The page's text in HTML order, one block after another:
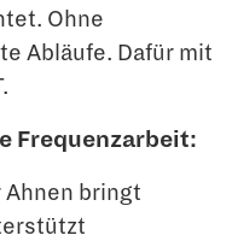
Ohne
Abläufe. Dafür mit
Frequenzarbeit:
Ahnen bringt